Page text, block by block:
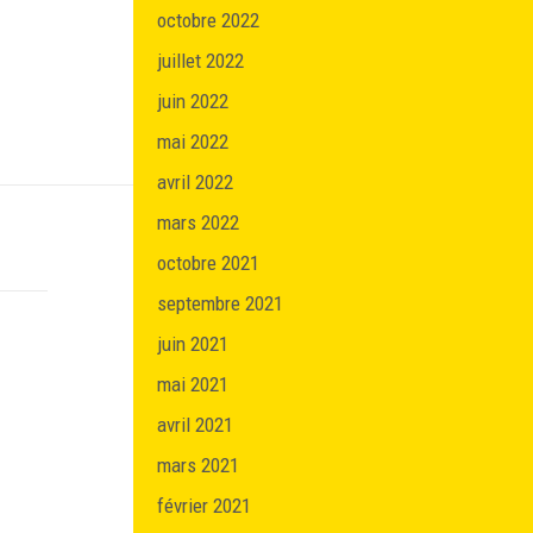
octobre 2022
juillet 2022
juin 2022
mai 2022
avril 2022
mars 2022
octobre 2021
septembre 2021
juin 2021
mai 2021
avril 2021
mars 2021
février 2021